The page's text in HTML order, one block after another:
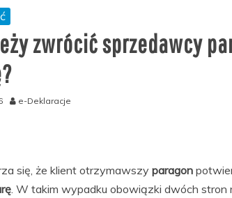
zwrócić sprzedawcy
e-Deklaracje
się, że klient otrzymawszy paragon
. W takim wypadku obowiązki dwóch stron